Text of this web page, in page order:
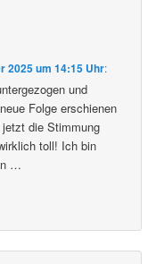
2025 um 14:15 Uhr:
und
Folge erschienen
die Stimmung
toll! Ich bin
…